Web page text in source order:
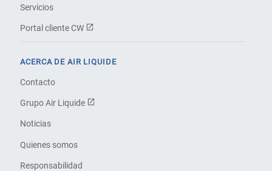
Servicios
Portal cliente CW
ACERCA DE AIR LIQUIDE
Contacto
Grupo Air Liquide
Noticias
Quienes somos
Responsabilidad